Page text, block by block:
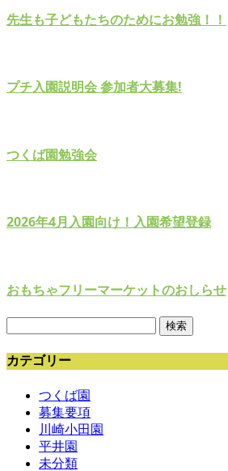
先生も子どもたちのためにお勉強！！
プチ入園説明会 参加者大募集!
つくば園勉強会
2026年4月入園向け！入園希望登録
おもちゃフリーマーケットのおしらせ
カテゴリー
つくば園
募集要項
川崎小田園
平井園
未分類